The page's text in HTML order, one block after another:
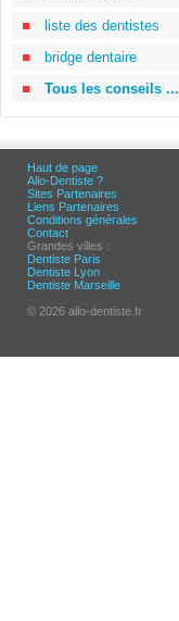
liste des dentistes
bridge dentaire
Tous les conseils ...
Haut de page
Allo-Dentiste ?
Sites Partenaires
Liens Partenaires
Conditions générales
Contact
Grandes villes :
Dentiste Paris
Dentiste Lyon
Dentiste Marseille
© 2026 allo-dentiste.fr